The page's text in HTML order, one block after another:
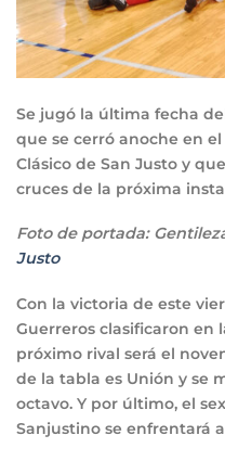
Se jugó la última fecha
que se cerró anoche en
Clásico de San Justo y
cruces de la próxima
Foto de portada:
Justo
Con la victoria de este
Guerreros clasificaron en
próximo rival será el
de la tabla es Unión y se
octavo. Y por último, el
Sanjustino se enfrentará